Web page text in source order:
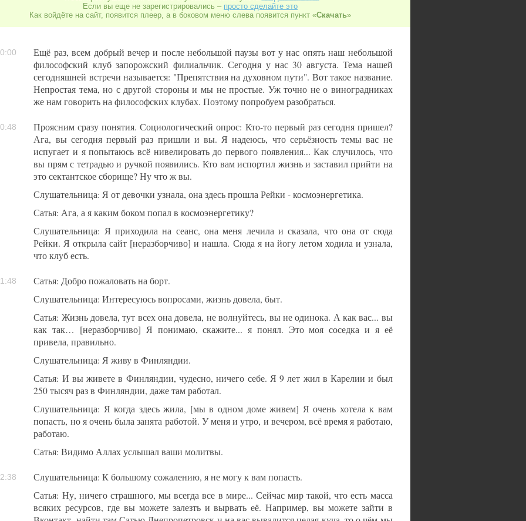
Если вы еще не зарегистрировались – просто сделайте это
Как войдёте на сайт, появится плеер, а в боковом меню слева появится пункт «Скачать»
Ещё раз, всем добрый вечер и после небольшой паузы вот у нас опять наш небольшой
философский клуб запорожский филиальчик. Сегодня у нас 30 августа. Тема нашей
сегодняшней встречи называется: "Препятствия на духовном пути". Вот такое название.
Непростая тема, но с другой стороны и мы не простые. Уж точно не о виноградниках
же нам говорить на философских клубах. Поэтому попробуем разобраться.
Проясним сразу понятия. Социологический опрос: Кто-то первый раз сегодня пришел?
Ага, вы сегодня первый раз пришли и вы. Я надеюсь, что серьёзность темы вас не
испугает и я попытаюсь всё нивелировать до первого появления... Как случилось, что
вы прям с тетрадью и ручкой появились. Кто вам испортил жизнь и заставил прийти на
это сектантское сборище? Ну что ж вы.
Слушательница: Я от девочки узнала, она здесь прошла Рейки - космоэнергетика.
Сатья: Ага, а я каким боком попал в космоэнергетику?
Слушательница: Я приходила на сеанс, она меня лечила и сказала, что она от сюда
Рейки. Я открыла сайт [неразборчиво] и нашла. Сюда я на йогу летом ходила и узнала,
что клуб есть.
Сатья: Добро пожаловать на борт.
Слушательница: Интересуюсь вопросами, жизнь довела, быт.
Сатья: Жизнь довела, тут всех она довела, не волнуйтесь, вы не одинока. А как вас... вы
как так… [неразборчиво] Я понимаю, скажите... я понял. Это моя соседка и я её
привела, правильно.
Слушательница: Я живу в Финляндии.
Сатья: И вы живете в Финляндии, чудесно, ничего себе. Я 9 лет жил в Карелии и был
250 тысяч раз в Финляндии, даже там работал.
Слушательница: Я когда здесь жила, [мы в одном доме живем] Я очень хотела к вам
попасть, но я очень была занята работой. У меня и утро, и вечером, всё время я работаю,
работаю.
Сатья: Видимо Аллах услышал ваши молитвы.
Слушательница: К большому сожалению, я не могу к вам попасть.
Сатья: Ну, ничего страшного, мы всегда все в мире... Сейчас мир такой, что есть масса
всяких ресурсов, где вы можете залезть и вырвать её. Например, вы можете зайти в